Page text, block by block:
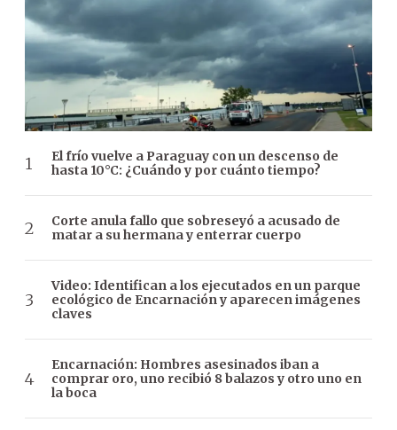
El frío vuelve a Paraguay con un descenso de
hasta 10°C: ¿Cuándo y por cuánto tiempo?
Corte anula fallo que sobreseyó a acusado de
matar a su hermana y enterrar cuerpo
Video: Identifican a los ejecutados en un parque
ecológico de Encarnación y aparecen imágenes
claves
Encarnación: Hombres asesinados iban a
comprar oro, uno recibió 8 balazos y otro uno en
la boca